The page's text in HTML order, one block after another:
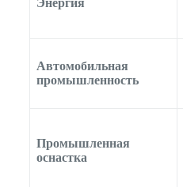
Энергия
Автомобильная
промышленность
Промышленная
оснастка